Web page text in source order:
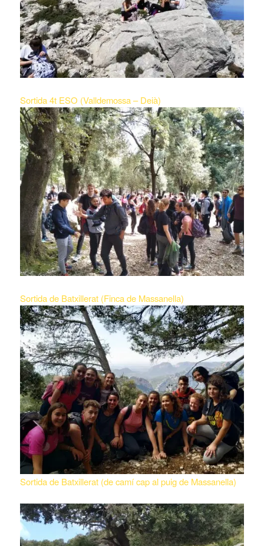
Sortida 4t ESO (Valldemossa – Deià)
Sortida de Batxillerat (Finca de Massanella)
Sortida de Batxillerat (de camí cap al puig de Massanella)